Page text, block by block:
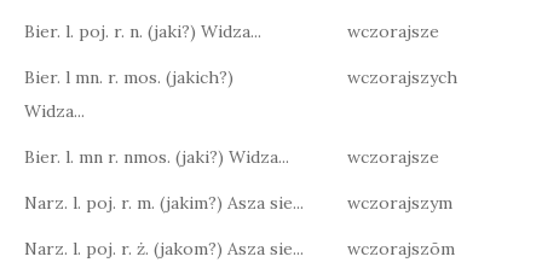
Bier. l. poj. r. n. (jaki?) Widza... wczorajsze
Bier. l mn. r. mos. (jakich?)
Widza...
wczorajszych
Bier. l. mn r. nmos. (jaki?) Widza... wczorajsze
Narz. l. poj. r. m. (jakim?) Asza sie... wczorajszym
Narz. l. poj. r. ż. (jakom?) Asza sie... wczorajszōm